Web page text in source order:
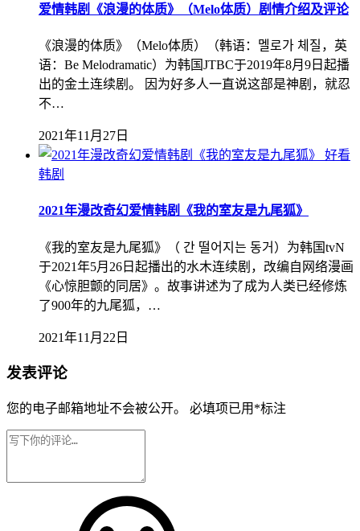
爱情韩剧《浪漫的体质》（Melo体质）剧情介绍及评论
《浪漫的体质》（Melo体质）（韩语：멜로가 체질，英
语：Be Melodramatic）为韩国JTBC于2019年8月9日起播
出的金土连续剧。 因为好多人一直说这部是神剧，就忍
不…
2021年11月27日
好看
韩剧
2021年漫改奇幻爱情韩剧《我的室友是九尾狐》
《我的室友是九尾狐》（ 간 떨어지는 동거）为韩国tvN
于2021年5月26日起播出的水木连续剧，改编自网络漫画
《心惊胆颤的同居》。故事讲述为了成为人类已经修炼
了900年的九尾狐，…
2021年11月22日
发表评论
您的电子邮箱地址不会被公开。 必填项已用 *标注